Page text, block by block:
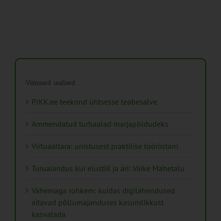
Viimased uudised
PIKK.ee teekond ühtsesse teabesalve
Ammendatud turbaalad marjapõldudeks
Virtuaaltara: unistusest praktilise tööriistani
Turuaiandus kui elustiil ja äri: Väike Mahetalu
Vähemaga rohkem: kuidas digilahendused
aitavad põllumajanduses kasumlikkust
kasvatada